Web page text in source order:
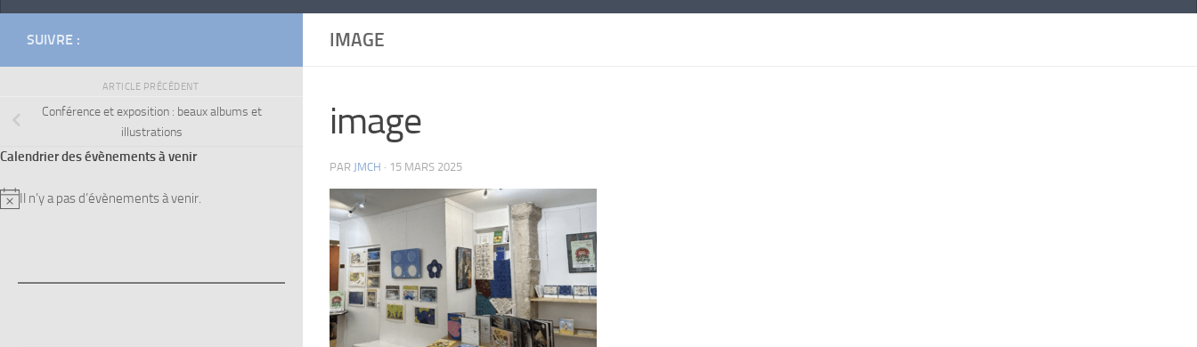
IMAGE
image
PAR JMCH · 15 MARS 2025
SUIVRE :
ARTICLE PRÉCÉDENT
Conférence et exposition : beaux albums et
illustrations
Calendrier des évènements à venir
Notice
Il n’y a pas d’évènements à venir.